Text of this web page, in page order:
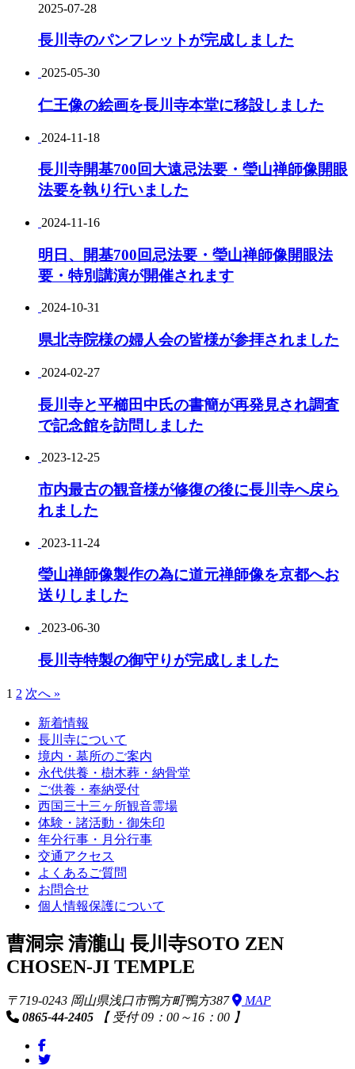
2025-07-28
長川寺のパンフレットが完成しました
2025-05-30
仁王像の絵画を長川寺本堂に移設しました
2024-11-18
長川寺開基700回大遠忌法要・瑩山禅師像開眼
法要を執り行いました
2024-11-16
明日、開基700回忌法要・瑩山禅師像開眼法
要・特別講演が開催されます
2024-10-31
県北寺院様の婦人会の皆様が参拝されました
2024-02-27
長川寺と平櫛田中氏の書簡が再発見され調査
で記念館を訪問しました
2023-12-25
市内最古の観音様が修復の後に長川寺へ戻ら
れました
2023-11-24
瑩山禅師像製作の為に道元禅師像を京都へお
送りしました
2023-06-30
長川寺特製の御守りが完成しました
1 2 次へ »
新着情報
長川寺について
境内・墓所のご案内
永代供養・樹木葬・納骨堂
ご供養・奉納受付
西国三十三ヶ所観音霊場
体験・諸活動・御朱印
年分行事・月分行事
交通アクセス
よくあるご質問
お問合せ
個人情報保護について
曹洞宗 清瀧山 長川寺SOTO ZEN
CHOSEN-JI TEMPLE
〒719-0243 岡山県浅口市鴨方町鴨方387
MAP
0865-44-2405 【 受付 09：00～16：00 】